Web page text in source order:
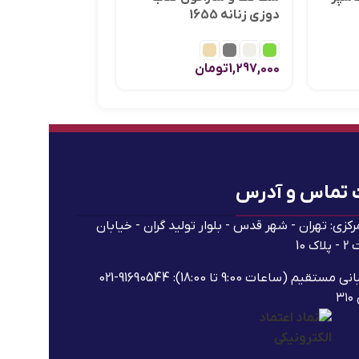
دوزی زنانه 1655
1,297,000تومان
تهران - شهر قدس - بلوار تولید گران - خیابان
10
پشتیبانی مستقیم (ساعات 9:00 تا 18:00): 91690544-021
تماس و آدرس